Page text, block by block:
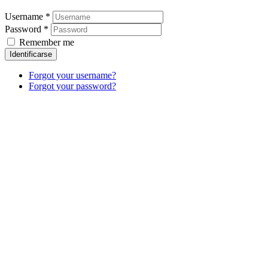
Username *
Password *
Remember me
Identificarse
Forgot your username?
Forgot your password?